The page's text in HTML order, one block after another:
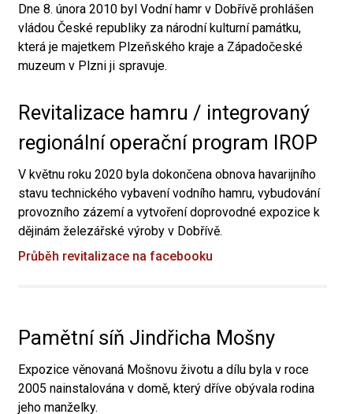
Dne 8. února 2010 byl Vodní hamr v Dobřívě prohlášen
vládou České republiky za národní kulturní památku,
která je majetkem Plzeňského kraje a Západočeské
muzeum v Plzni ji spravuje.
Revitalizace hamru / integrovaný
regionální operační program IROP
V květnu roku 2020 byla dokončena obnova havarijního
stavu technického vybavení vodního hamru, vybudování
provozního zázemí a vytvoření doprovodné expozice k
dějinám železářské výroby v Dobřívě.
Průběh revitalizace na facebooku
Pamětní síň Jindřicha Mošny
Expozice věnovaná Mošnovu životu a dílu byla v roce
2005 nainstalována v domě, který dříve obývala rodina
jeho manželky.